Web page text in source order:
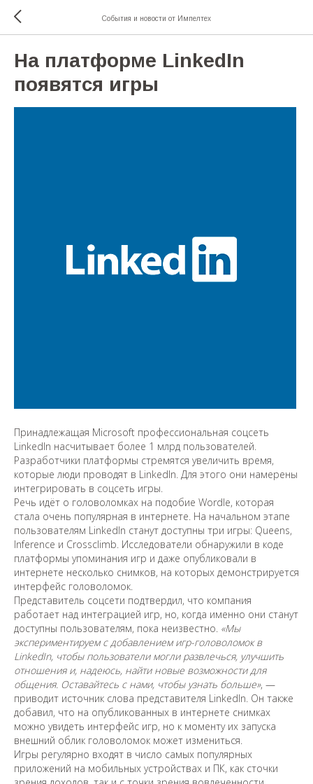
События и новости от Импелтех
На платформе LinkedIn
появятся игры
Принадлежащая Microsoft профессиональная соцсеть
LinkedIn насчитывает более 1 млрд пользователей.
Разработчики платформы стремятся увеличить время,
которые люди проводят в LinkedIn. Для этого они намерены
интегрировать в соцсеть игры.
Речь идёт о головоломках на подобие Wordle, которая
стала очень популярная в интернете. На начальном этапе
пользователям LinkedIn станут доступны три игры: Queens,
Inference и Crossclimb. Исследователи обнаружили в коде
платформы упоминания игр и даже опубликовали в
интернете несколько снимков, на которых демонстрируется
интерфейс головоломок.
Представитель соцсети подтвердил, что компания
работает над интеграцией игр, но, когда именно они станут
доступны пользователям, пока неизвестно. «Мы
экспериментируем с добавлением игр-головоломок в
LinkedIn, чтобы пользователи могли развлечься, улучшить
отношения и, надеюсь, найти новые возможности для
общения. Оставайтесь с нами, чтобы узнать больше», —
приводит источник слова представителя LinkedIn. Он также
добавил, что на опубликованных в интернете снимках
можно увидеть интерфейс игр, но к моменту их запуска
внешний облик головоломок может измениться.
Игры регулярно входят в число самых популярных
приложений на мобильных устройствах и ПК, как сточки